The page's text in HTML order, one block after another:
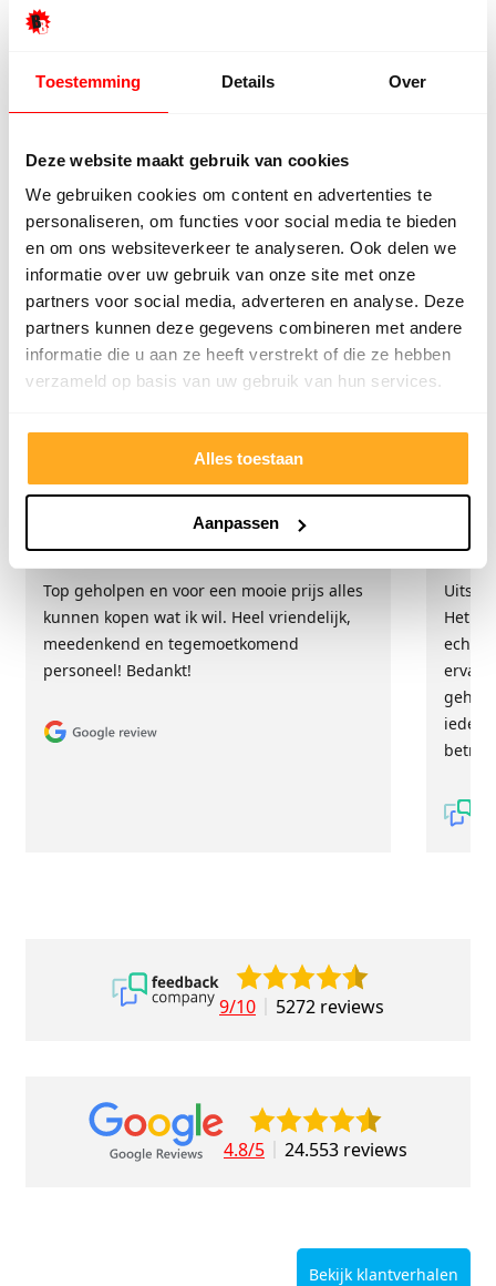
Toestemming Details Over
Deze website maakt gebruik van cookies
We gebruiken cookies om content en advertenties te
personaliseren, om functies voor social media te bieden
en om ons websiteverkeer te analyseren. Ook delen we
informatie over uw gebruik van onze site met onze
partners voor social media, adverteren en analyse. Deze
partners kunnen deze gegevens combineren met andere
informatie die u aan ze heeft verstrekt of die ze hebben
verzameld op basis van uw gebruik van hun services.
Alles toestaan
Aanpassen
modern interieur gaat. Natuursteen tegels staan in
Stijlvol interieur
Vloertegelsvan natuursteen geven je interieur een
tijdloze en stijlvolle uitstraling. De tegels geven
ontzettend veel sfeer en zijn een juiste investering
voor iemand die opzoek is een stijlvol interieur die
jarenlang zal blijven bestaan.
Wat onze klanten zeggen
Top geholpen en voor een mooie prijs alles
kunnen kopen wat ik wil. Heel vriendelijk,
meedenkend en tegemoetkomend
personeel! Bedankt!
Het
echt
9/10 5272 reviews
4.8/5 24.553 reviews
Bekijk klantverhalen